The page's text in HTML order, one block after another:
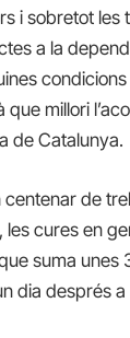
i sobretot les
a la
que millori
de Catalunya.
centenar de
cures en
suma
dia després